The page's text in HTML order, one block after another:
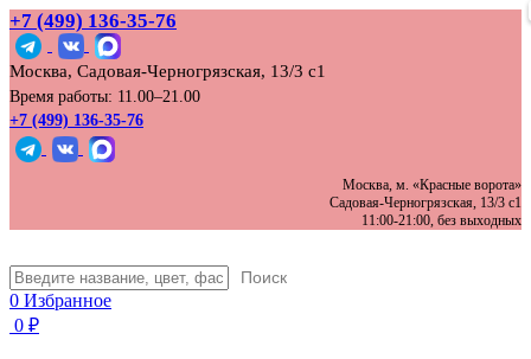
+7 (499) 136‑35‑76
Москва, Садовая-Черногрязская, 13/3 с1
Время работы: 11.00–21.00
+7 (499) 136-35-76
Москва, м. «Красные ворота»
Садовая-Черногрязская, 13/3 с1
11:00-21:00, без выходных
Поиск
0 Избранное
0 ₽